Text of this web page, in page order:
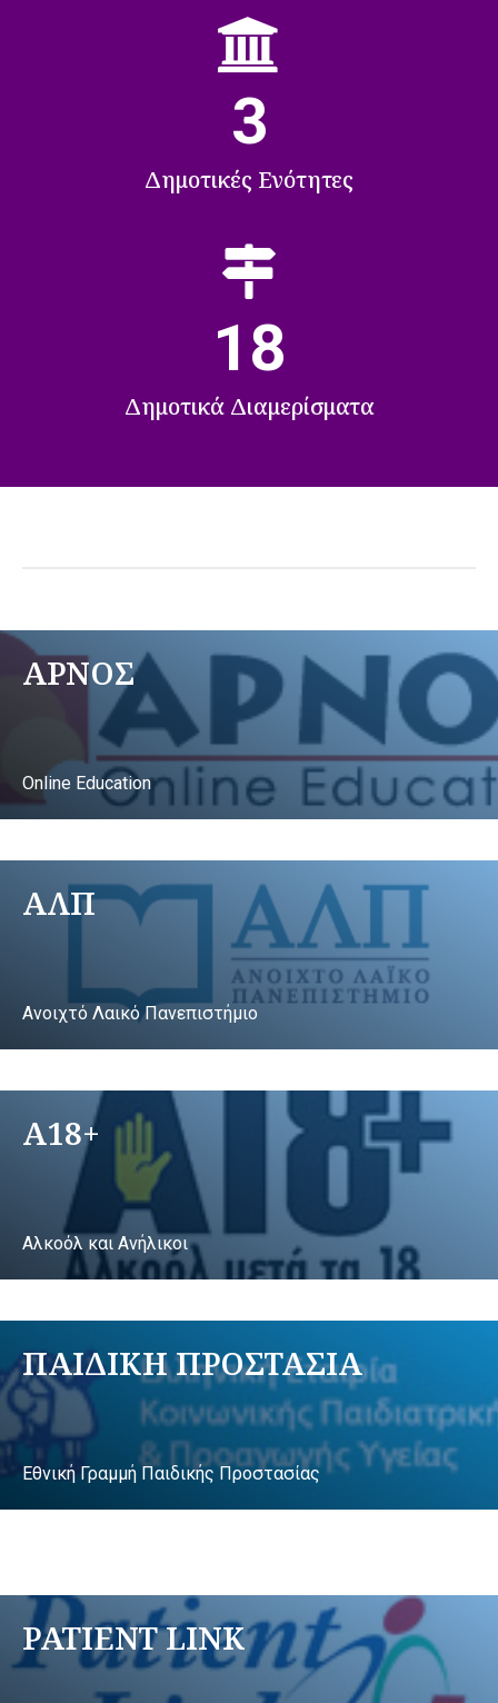
3
Δημοτικές Ενότητες
18
Δημοτικά Διαμερίσματα
ΑΡΝΟΣ
Online Education
ΑΛΠ
Ανοιχτό Λαικό Πανεπιστήμιο
A18+
Αλκοόλ και Ανήλικοι
ΠΑΙΔΙΚΗ ΠΡΟΣΤΑΣΙΑ
Εθνική Γραμμή Παιδικής Προστασίας
PATIENT LINK